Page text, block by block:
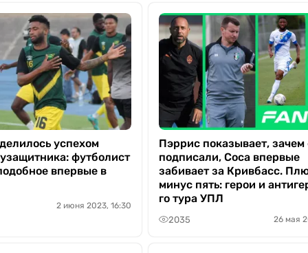
успехом
футболист
впервые в
2 июня 2023, 16:30
Пэррис показывает, зачем
подписали, Соса впервые
забивает за Кривбасс.
минус пять: герои и
го тура УПЛ
2035 26 мая